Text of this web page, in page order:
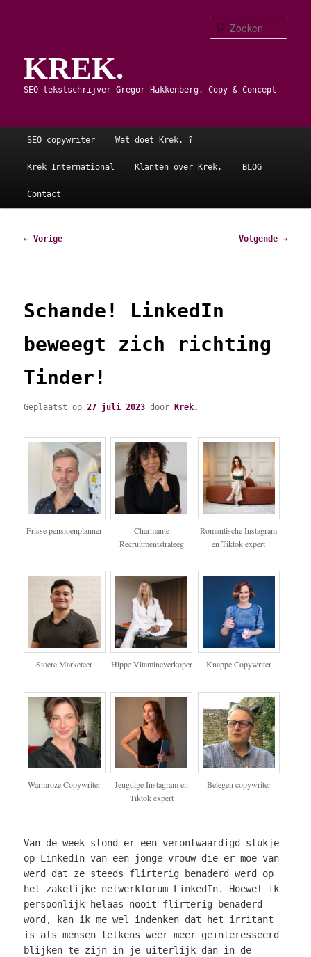
primaire
inhoudKREK.
SEO tekstschrijver Gregor Hakkenberg, Copy & Concept
Hoofdmenu
SEO copywriter Wat doet Krek. ?
Krek International Klanten over Krek. BLOG
Contact
Bericht
← Vorige Volgende →
Schande! LinkedIn
beweegt zich richting
Tinder!
Geplaatst op27 juli 2023 doorKrek.
Frisse pensioenplanner
Charmante
Recruitmentstrateeg
Romantische Instagram
en Tiktok expert
Stoere Marketeer Hippe Vitamineverkoper Knappe Copywriter
Warmroze Copywriter
Jeugdige Instagram en
Tiktok expert
Belegen copywriter
Van de week stond er een verontwaardigd stukje
op LinkedIn van een jonge vrouw die er moe van
werd dat ze steeds flirterig benaderd werd op
het zakelijke netwerkforum LinkedIn. Hoewel ik
persoonlijk helaas nooit flirterig benaderd
word, kan ik me wel indenken dat het irritant
is als mensen telkens weer meer geïnteresseerd
blijken te zijn in je uiterlijk dan in de